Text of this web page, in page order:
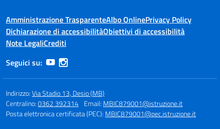
Amministrazione TrasparenteAlbo OnlinePrivacy Policy
Dichiarazione di accessibilitàObiettivi di accessibilità
Note LegaliCrediti
Seguici su:
Indirizzo:Via Stadio 13, Desio (MB)
Centralino:0362 392314 Email: MBIC879001@istruzione.it
Posta elettronica certificata (PEC): MBIC879001@pec.istruzione.it